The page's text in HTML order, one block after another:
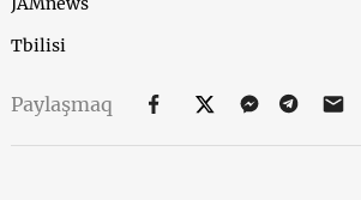
Tbilisi
Paylaşmaq